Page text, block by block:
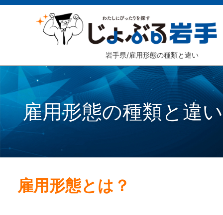
岩手県/雇用形態の種類と違い
雇用形態の種類と違い
雇用形態とは？